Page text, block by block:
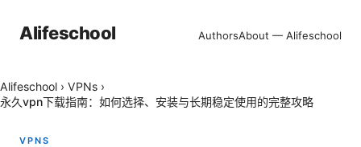
Alifeschool AuthorsAbout — Alifeschool
Alifeschool › VPNs ›
永久vpn下载指南：如何选择、安装与长期稳定使用的完整攻略
VPNS